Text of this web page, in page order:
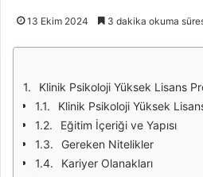
13 Ekim 2024 3 dakika okuma
Klinik Psikoloji Yüksek Lisans Programları:
Klinik Psikoloji Yüksek
Eğitim İçeriği ve Yapısı
Gereken Nitelikler
Kariyer Olanakları